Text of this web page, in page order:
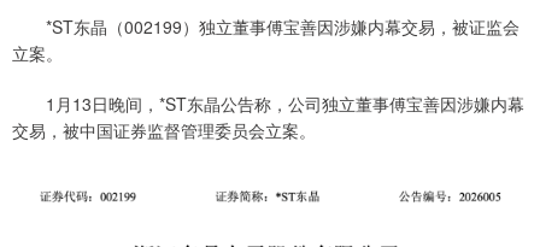
*ST东晶（002199）独立董事傅宝善因涉嫌内幕交易，被证监会
立案。
1月13日晚间，*ST东晶公告称，公司独立董事傅宝善因涉嫌内幕
交易，被中国证券监督管理委员会立案。